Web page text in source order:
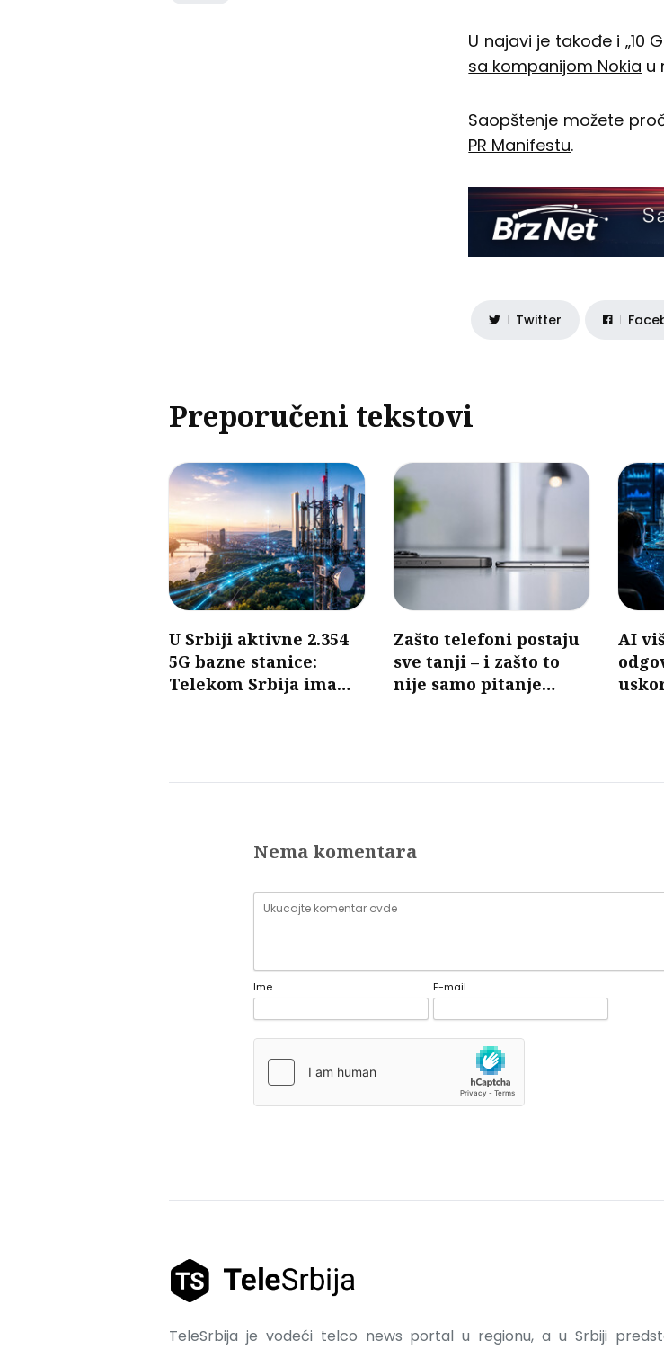
U najavi je takođe i „10
sa kompanijom Nokia u
Saopštenje možete
PR Manifestu.
Twitter
Preporučeni tekstovi
U Srbiji aktivne 2.354
5G bazne stanice:
Telekom Srbija ima
Zašto telefoni postaju
sve tanji – i zašto to
nije samo pitanje
AI
Nema komentara
Ime E-mail
TeleSrbija je vodeći telco news portal u regionu, a u Srbiji